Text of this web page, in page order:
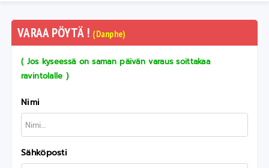
VARAA PÖYTÄ ! (Danphe)
( Jos kyseessä on saman päivän varaus soittakaa
ravintolalle )
Nimi
Sähköposti